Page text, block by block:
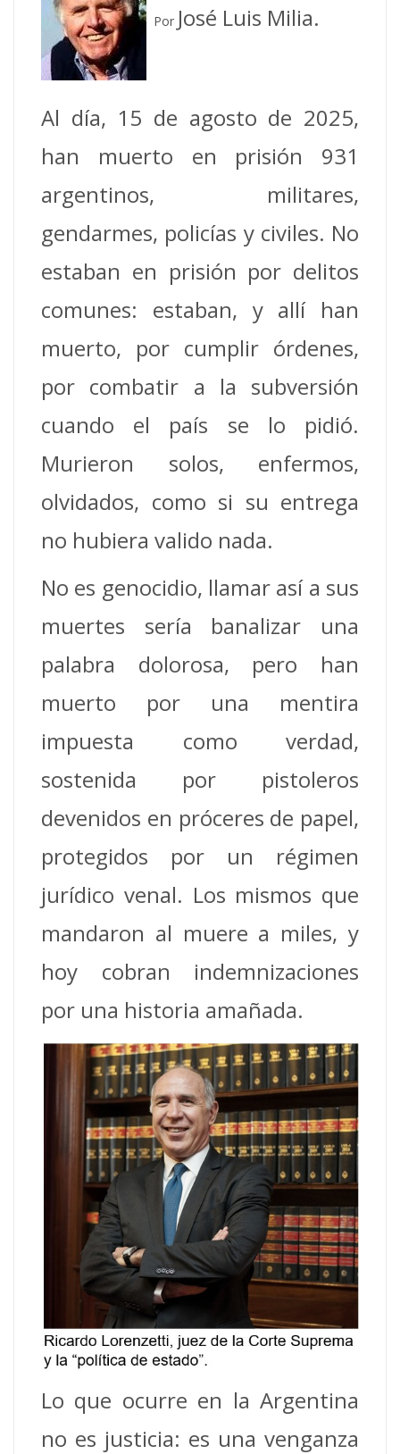
Por José Luis Milia.
Al día, 15 de agosto de 2025,
han muerto en prisión 931
argentinos, militares,
gendarmes, policías y civiles. No
estaban en prisión por delitos
comunes: estaban, y allí han
muerto, por cumplir órdenes,
por combatir a la subversión
cuando el país se lo pidió.
Murieron solos, enfermos,
olvidados, como si su entrega
no hubiera valido nada.
No es genocidio, llamar así a sus
muertes sería banalizar una
palabra dolorosa, pero han
muerto por una mentira
impuesta como verdad,
sostenida por pistoleros
devenidos en próceres de papel,
protegidos por un régimen
jurídico venal. Los mismos que
mandaron al muere a miles, y
hoy cobran indemnizaciones
por una historia amañada.
Lo que ocurre en la Argentina
no es justicia: es una venganza